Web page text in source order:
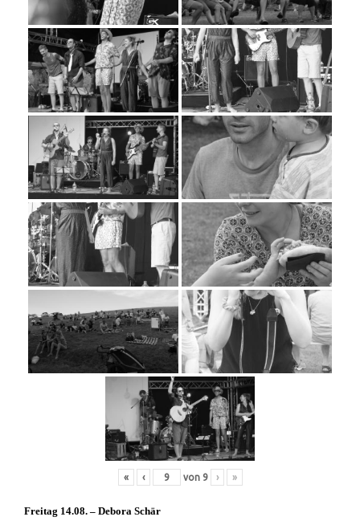
« ‹ von 9 › »
Freitag 14.08. – Debora Schär